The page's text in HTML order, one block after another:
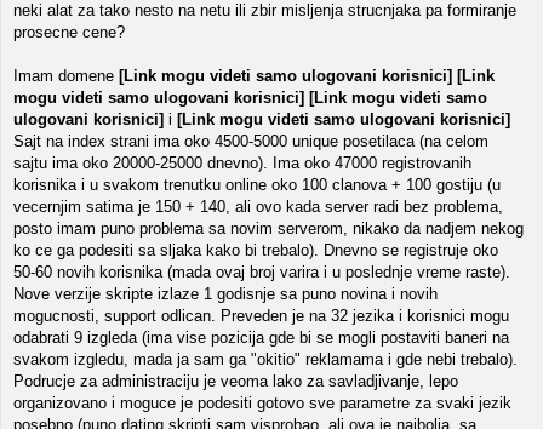
neki alat za tako nesto na netu ili zbir misljenja strucnjaka pa formiranje
prosecne cene?
Imam domene [Link mogu videti samo ulogovani korisnici] [Link
mogu videti samo ulogovani korisnici] [Link mogu videti samo
ulogovani korisnici] i [Link mogu videti samo ulogovani korisnici]
Sajt na index strani ima oko 4500-5000 unique posetilaca (na celom
sajtu ima oko 20000-25000 dnevno). Ima oko 47000 registrovanih
korisnika i u svakom trenutku online oko 100 clanova + 100 gostiju (u
vecernjim satima je 150 + 140, ali ovo kada server radi bez problema,
posto imam puno problema sa novim serverom, nikako da nadjem nekog
ko ce ga podesiti sa sljaka kako bi trebalo). Dnevno se registruje oko
50-60 novih korisnika (mada ovaj broj varira i u poslednje vreme raste).
Nove verzije skripte izlaze 1 godisnje sa puno novina i novih
mogucnosti, support odlican. Preveden je na 32 jezika i korisnici mogu
odabrati 9 izgleda (ima vise pozicija gde bi se mogli postaviti baneri na
svakom izgledu, mada ja sam ga "okitio" reklamama i gde nebi trebalo).
Podrucje za administraciju je veoma lako za savladjivanje, lepo
organizovano i moguce je podesiti gotovo sve parametre za svaki jezik
posebno (puno dating skripti sam visprobao, ali ova je najbolja, sa